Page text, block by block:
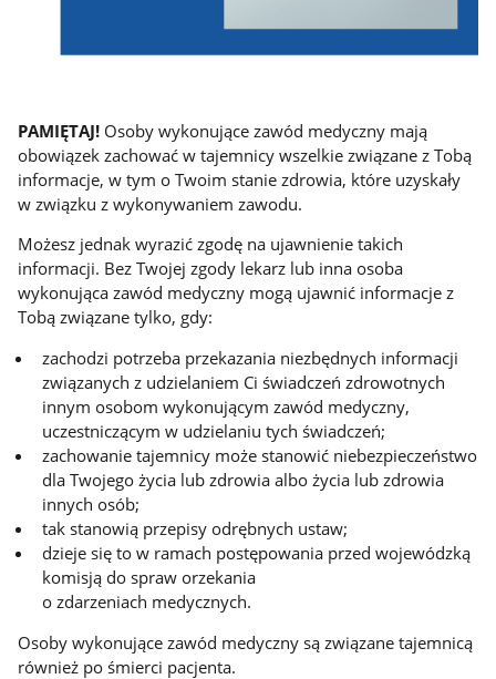
PAMIĘTAJ! Osoby wykonujące zawód medyczny mają
obowiązek zachować w tajemnicy wszelkie związane z Tobą
informacje, w tym o Twoim stanie zdrowia, które uzyskały
w związku z wykonywaniem zawodu.
Możesz jednak wyrazić zgodę na ujawnienie takich
informacji. Bez Twojej zgody lekarz lub inna osoba
wykonująca zawód medyczny mogą ujawnić informacje z
Tobą związane tylko, gdy:
zachodzi potrzeba przekazania niezbędnych informacji
związanych z udzielaniem Ci świadczeń zdrowotnych
innym osobom wykonującym zawód medyczny,
uczestniczącym w udzielaniu tych świadczeń;
zachowanie tajemnicy może stanowić niebezpieczeństwo
dla Twojego życia lub zdrowia albo życia lub zdrowia
innych osób;
tak stanowią przepisy odrębnych ustaw;
dzieje się to w ramach postępowania przed wojewódzką
komisją do spraw orzekania
o zdarzeniach medycznych.
Osoby wykonujące zawód medyczny są związane tajemnicą
również po śmierci pacjenta.